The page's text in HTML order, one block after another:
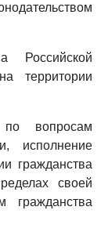
Российской
территории
по вопросам
исполнение
гражданства
своей
гражданства